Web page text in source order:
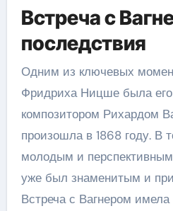
Встреча с
последствия
Одним из ключевых
Фридриха Ницше была его
композитором Рихардом
произошла в 1868 году.
молодым и
уже был знаменитым и
Встреча с Вагнером